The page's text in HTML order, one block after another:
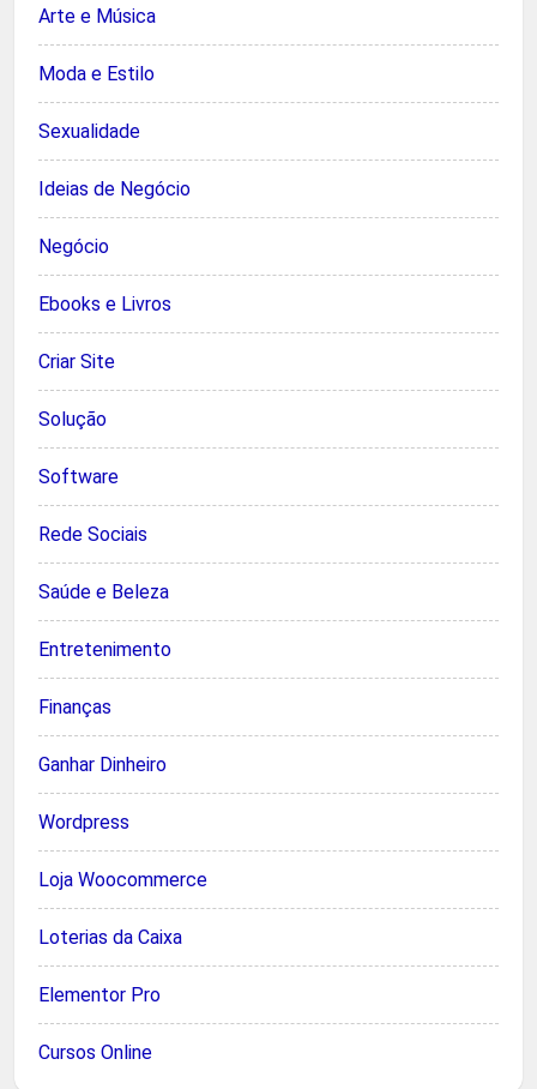
Arte e Música
Moda e Estilo
Sexualidade
Ideias de Negócio
Negócio
Ebooks e Livros
Criar Site
Solução
Software
Rede Sociais
Saúde e Beleza
Entretenimento
Finanças
Ganhar Dinheiro
Wordpress
Loja Woocommerce
Loterias da Caixa
Elementor Pro
Cursos Online